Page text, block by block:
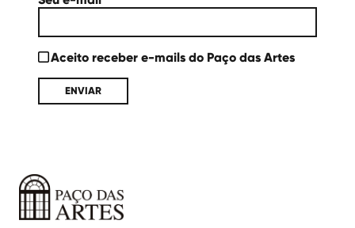
Aceito receber e-mails do Paço das Artes